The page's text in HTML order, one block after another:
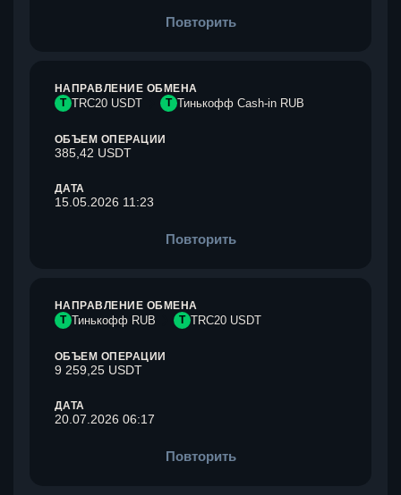
Повторить
НАПРАВЛЕНИЕ ОБМЕНА
T TRC20 USDT Т Тинькофф Cash-in RUB
ОБЪЕМ ОПЕРАЦИИ
385,42 USDT
ДАТА
15.05.2026 11:23
Повторить
НАПРАВЛЕНИЕ ОБМЕНА
Т Тинькофф RUB T TRC20 USDT
ОБЪЕМ ОПЕРАЦИИ
9 259,25 USDT
ДАТА
20.07.2026 06:17
Повторить